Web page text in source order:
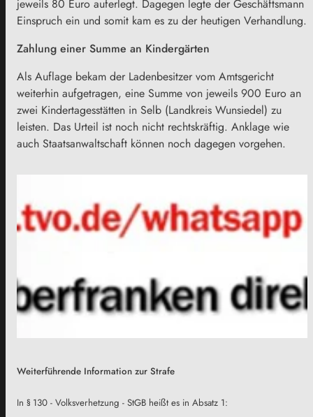
jeweils 80 Euro auferlegt. Dagegen legte der Geschäftsmann
Einspruch ein und somit kam es zu der heutigen Verhandlung.
Zahlung einer Summe an Kindergärten
Als Auflage bekam der Ladenbesitzer vom Amtsgericht
weiterhin aufgetragen, eine Summe von jeweils 900 Euro an
zwei Kindertagesstätten in Selb (Landkreis Wunsiedel) zu
leisten. Das Urteil ist noch nicht rechtskräftig. Anklage wie
auch Staatsanwaltschaft können noch dagegen vorgehen.
Weiterführende Information zur Strafe
In § 130 - Volksverhetzung - StGB heißt es in Absatz 1: